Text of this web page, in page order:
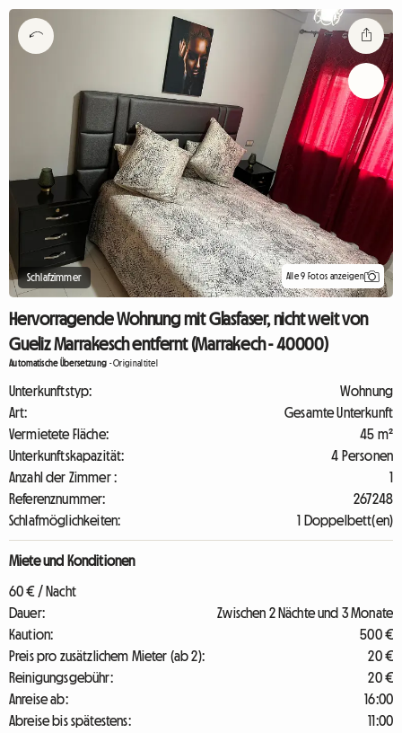
Schlafzimmer Alle 9 Fotos anzeigen
Hervorragende Wohnung mit Glasfaser, nicht weit von
Gueliz Marrakesch entfernt (Marrakech - 40000)
Automatische Übersetzung -Originaltitel
Unterkunftstyp:
Wohnung
Art:
Gesamte Unterkunft
Vermietete Fläche:
45 m²
Unterkunftskapazität:
4 Personen
Anzahl der Zimmer :
1
Referenznummer:
267248
Schlafmöglichkeiten:
1 Doppelbett(en)
Miete und Konditionen
60 € / Nacht
Dauer:
Zwischen 2 Nächte und 3 Monate
Kaution:
500 €
Preis pro zusätzlichem Mieter (ab 2):
20 €
Reinigungsgebühr:
20 €
Anreise ab:
16:00
Abreise bis spätestens:
11:00